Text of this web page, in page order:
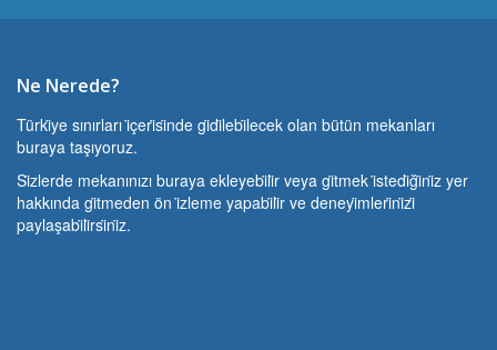
Ne Nerede?
Türki̇ye sınırları i̇çeri̇si̇nde gi̇di̇lebi̇lecek olan bütün mekanları
buraya taşıyoruz.
Si̇zlerde mekanınızı buraya ekleyebi̇li̇r veya gi̇tmek i̇stedi̇ği̇ni̇z yer
hakkında gi̇tmeden ön i̇zleme yapabi̇li̇r ve deneyi̇mleri̇ni̇zi̇
paylaşabi̇li̇rsi̇ni̇z.